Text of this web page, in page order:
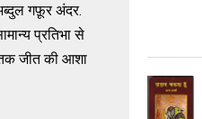
गफ़ूर अंदर.
प्रतिभा से
तक जीत की आशा